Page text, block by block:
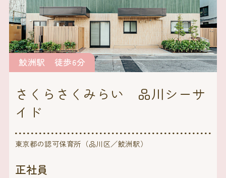
鮫洲駅 徒歩6分
さくらさくみらい 品川シーサ
イド
東京都の認可保育所（品川区／鮫洲駅）
正社員